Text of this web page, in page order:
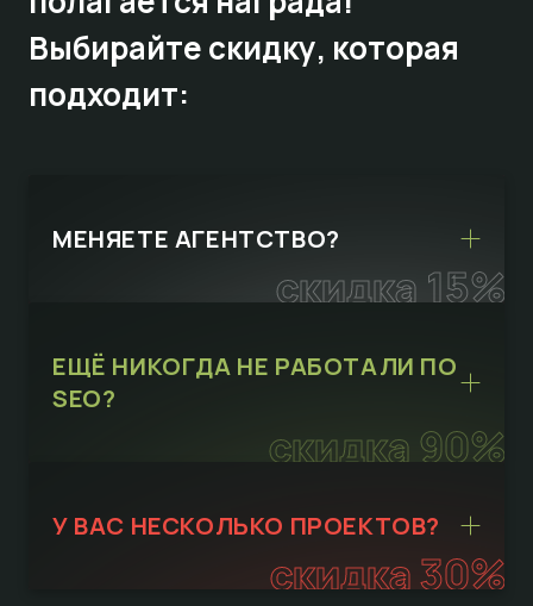
Выбирайтескидку, которая
подходит:
скидка 15%
МЕНЯЕТЕ АГЕНТСТВО?
скидка 90%
ЕЩЁ НИКОГДА НЕ РАБОТАЛИ ПО
SEO?
скидка 30%
У ВАС НЕСКОЛЬКО ПРОЕКТОВ?